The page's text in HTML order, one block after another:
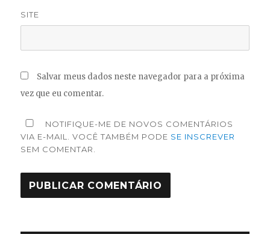
SITE
Salvar meus dados neste navegador para a próxima
vez que eu comentar.
NOTIFIQUE-ME DE NOVOS COMENTÁRIOS
VIA E-MAIL. VOCÊ TAMBÉM PODE SE INSCREVER
SEM COMENTAR.